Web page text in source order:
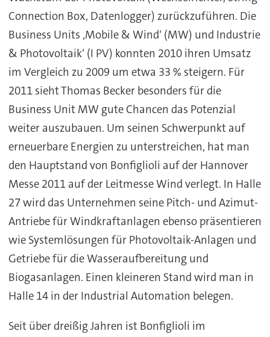
Connection Box, Datenlogger) zurückzuführen. Die
Business Units ‚Mobile & Wind‘ (MW) und Industrie
& Photovoltaik‘ (I PV) konnten 2010 ihren Umsatz
im Vergleich zu 2009 um etwa 33 % steigern. Für
2011 sieht Thomas Becker besonders für die
Business Unit MW gute Chancen das Potenzial
weiter auszubauen. Um seinen Schwerpunkt auf
erneuerbare Energien zu unterstreichen, hat man
den Hauptstand von Bonfiglioli auf der Hannover
Messe 2011 auf der Leitmesse Wind verlegt. In Halle
27 wird das Unternehmen seine Pitch- und Azimut-
Antriebe für Windkraftanlagen ebenso präsentieren
wie Systemlösungen für Photovoltaik-Anlagen und
Getriebe für die Wasseraufbereitung und
Biogasanlagen. Einen kleineren Stand wird man in
Halle 14 in der Industrial Automation belegen.
Seit über dreißig Jahren ist Bonfiglioli im